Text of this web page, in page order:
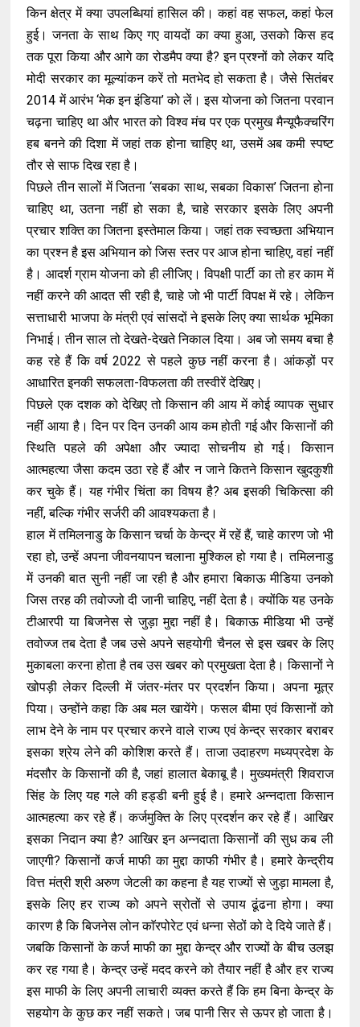
किन क्षेत्र में क्या उपलब्धियां हासिल की। कहां वह सफल, कहां फेल
हुई। जनता के साथ किए गए वायदों का क्या हुआ, उसको किस हद
तक पूरा किया और आगे का रोडमैप क्या है? इन प्रश्नों को लेकर यदि
मोदी सरकार का मूल्यांकन करें तो मतभेद हो सकता है। जैसे सितंबर
2014 में आरंभ ‘मेक इन इंडिया’ को लें। इस योजना को जितना परवान
चढ़ना चाहिए था और भारत को विश्व मंच पर एक प्रमुख मैन्यूफैक्चरिंग
हब बनने की दिशा में जहां तक होना चाहिए था, उसमें अब कमी स्पष्ट
तौर से साफ दिख रहा है।
पिछले तीन सालों में जितना ‘सबका साथ, सबका विकास’ जितना होना
चाहिए था, उतना नहीं हो सका है, चाहे सरकार इसके लिए अपनी
प्रचार शक्ति का जितना इस्तेमाल किया। जहां तक स्वच्छता अभियान
का प्रश्न है इस अभियान को जिस स्तर पर आज होना चाहिए, वहां नहीं
है। आदर्श ग्राम योजना को ही लीजिए। विपक्षी पार्टी का तो हर काम में
नहीं करने की आदत सी रही है, चाहे जो भी पार्टी विपक्ष में रहे। लेकिन
सत्ताधारी भाजपा के मंत्री एवं सांसदों ने इसके लिए क्या सार्थक भूमिका
निभाई। तीन साल तो देखते-देखते निकाल दिया। अब जो समय बचा है
कह रहे हैं कि वर्ष 2022 से पहले कुछ नहीं करना है। आंकड़ों पर
आधारित इनकी सफलता-विफलता की तस्वीरें देखिए।
पिछले एक दशक को देखिए तो किसान की आय में कोई व्यापक सुधार
नहीं आया है। दिन पर दिन उनकी आय कम होती गई और किसानों की
स्थिति पहले की अपेक्षा और ज्यादा सोचनीय हो गई। किसान
आत्महत्या जैसा कदम उठा रहे हैं और न जाने कितने किसान खुदकुशी
कर चुके हैं। यह गंभीर चिंता का विषय है? अब इसकी चिकित्सा की
नहीं, बल्कि गंभीर सर्जरी की आवश्यकता है।
हाल में तमिलनाडु के किसान चर्चा के केन्द्र में रहें हैं, चाहे कारण जो भी
रहा हो, उन्हें अपना जीवनयापन चलाना मुश्किल हो गया है। तमिलनाडु
में उनकी बात सुनी नहीं जा रही है और हमारा बिकाऊ मीडिया उनको
जिस तरह की तवोज्जो दी जानी चाहिए, नहीं देता है। क्योंकि यह उनके
टीआरपी या बिजनेस से जुड़ा मुद्दा नहीं है। बिकाऊ मीडिया भी उन्हें
तवोज्ज तब देता है जब उसे अपने सहयोगी चैनल से इस खबर के लिए
मुकाबला करना होता है तब उस खबर को प्रमुखता देता है। किसानों ने
खोपड़ी लेकर दिल्ली में जंतर-मंतर पर प्रदर्शन किया। अपना मूत्र
पिया। उन्होंने कहा कि अब मल खायेंगे। फसल बीमा एवं किसानों को
लाभ देने के नाम पर प्रचार करने वाले राज्य एवं केन्द्र सरकार बराबर
इसका श्रेय लेने की कोशिश करते हैं। ताजा उदाहरण मध्यप्रदेश के
मंदसौर के किसानों की है, जहां हालात बेकाबू है। मुख्यमंत्री शिवराज
सिंह के लिए यह गले की हड्डी बनी हुई है। हमारे अन्नदाता किसान
आत्महत्या कर रहे हैं। कर्जमुक्ति के लिए प्रदर्शन कर रहे हैं। आखिर
इसका निदान क्या है? आखिर इन अन्नदाता किसानों की सुध कब ली
जाएगी? किसानों कर्ज माफी का मुद्दा काफी गंभीर है। हमारे केन्द्रीय
वित्त मंत्री श्री अरुण जेटली का कहना है यह राज्यों से जुड़ा मामला है,
इसके लिए हर राज्य को अपने स्रोतों से उपाय ढूंढना होगा। क्या
कारण है कि बिजनेस लोन काॅरपोरेट एवं धन्ना सेठों को दे दिये जाते हैं।
जबकि किसानों के कर्ज माफी का मुद्दा केन्द्र और राज्यों के बीच उलझ
कर रह गया है। केन्द्र उन्हें मदद करने को तैयार नहीं है और हर राज्य
इस माफी के लिए अपनी लाचारी व्यक्त करते हैं कि हम बिना केन्द्र के
सहयोग के कुछ कर नहीं सकते। जब पानी सिर से ऊपर हो जाता है।